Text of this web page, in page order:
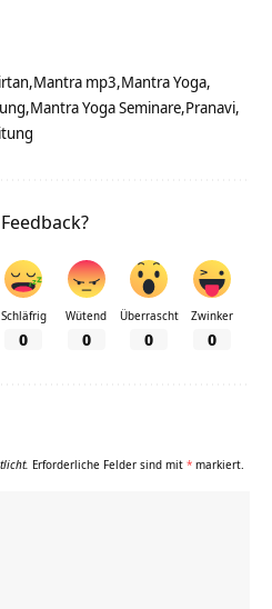
Mantra mp3 Mantra Yoga
Mantra Yoga Seminare Pranavi
Schläfrig
0
Wütend
0
Überrascht
0
Zwinker
0
Erforderliche Felder sind mit * markiert.